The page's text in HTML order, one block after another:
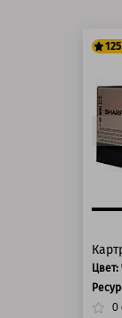
125
Цвет:
0